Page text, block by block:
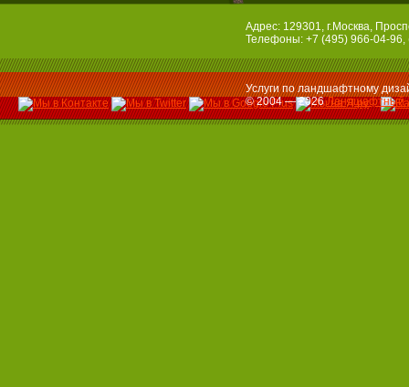
Адрес: 129301, г.Москва,
Телефоны: +7 (495) 966-04-96,
Услуги по ландшафтному
© 2004 — 2026Ландшафтный